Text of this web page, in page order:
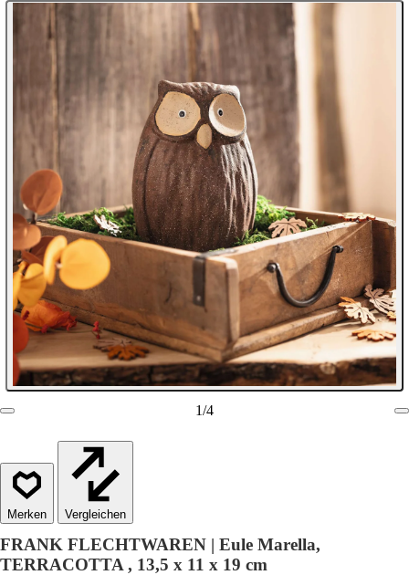
1/4
Vergleichen
FRANK FLECHTWAREN | Eule Marella,
TERRACOTTA , 13,5 x 11 x 19 cm